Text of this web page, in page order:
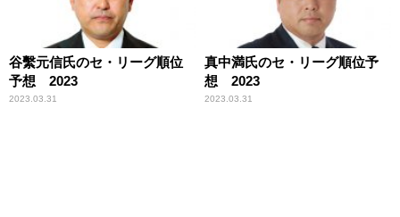
谷繫元信氏のセ・リーグ順位
予想 2023
2023.03.31
真中満氏のセ・リーグ順位予
想 2023
2023.03.31